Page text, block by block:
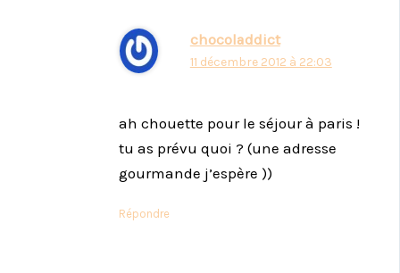
chocoladdict
11 décembre 2012 à 22:03
ah chouette pour le séjour à paris !
tu as prévu quoi ? (une adresse
gourmande j’espère ))
Répondre